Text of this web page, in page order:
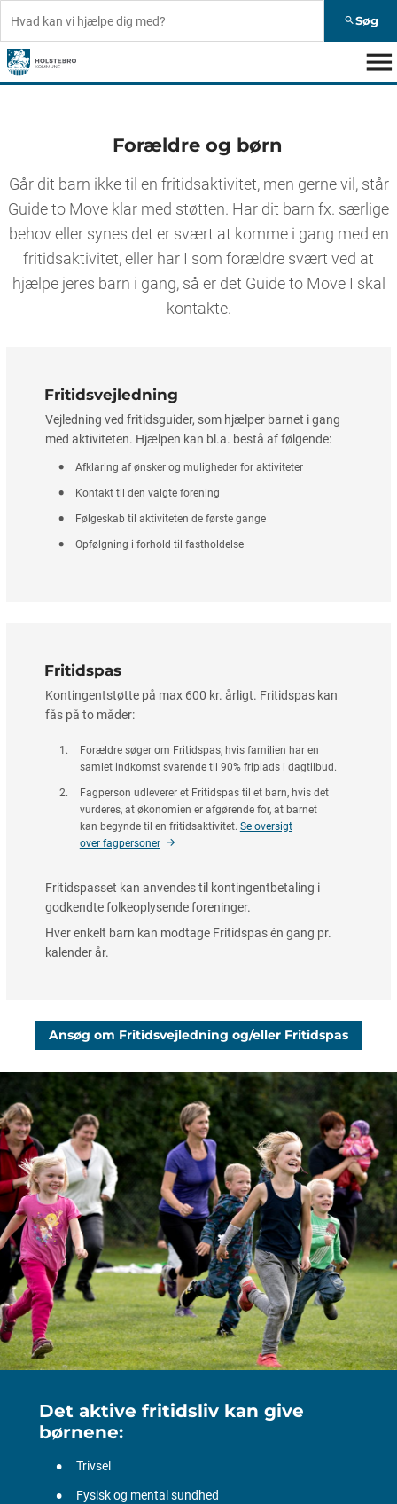
search Søg
menu
Forældre og børn
Går dit barn ikke til en fritidsaktivitet, men gerne vil, står
Guide to Move klar med støtten. Har dit barn fx. særlige
behov eller synes det er svært at komme i gang med en
fritidsaktivitet, eller har I som forældre svært ved at
hjælpe jeres barn i gang, så er det Guide to Move I skal
kontakte.
Fritidsvejledning
Vejledning ved fritidsguider, som hjælper barnet i gang
med aktiviteten. Hjælpen kan bl.a. bestå af følgende:
Afklaring af ønsker og muligheder for aktiviteter
Kontakt til den valgte forening
Følgeskab til aktiviteten de første gange
Opfølgning i forhold til fastholdelse
Fritidspas
Kontingentstøtte på max 600 kr. årligt. Fritidspas kan
fås på to måder:
Forældre søger om Fritidspas, hvis familien har en
samlet indkomst svarende til 90% friplads i dagtilbud.
Fagperson udleverer et Fritidspas til et barn, hvis det
vurderes, at økonomien er afgørende for, at barnet
kan begynde til en fritidsaktivitet. Se oversigt
over fagpersoner
Fritidspasset kan anvendes til kontingentbetaling i
godkendte folkeoplysende foreninger.
Hver enkelt barn kan modtage Fritidspas én gang pr.
kalender år.
Ansøg om Fritidsvejledning og/eller Fritidspas
Det aktive fritidsliv kan give
børnene:
Trivsel
Fysisk og mental sundhed